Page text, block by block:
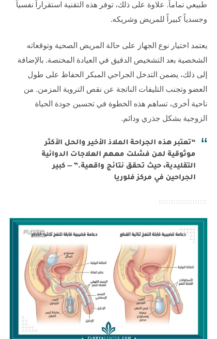
طبيعي تماماً. علاوة على ذلك، توفر هذه التقنية استقراراً نفسياً
وجسدياً كبيراً للمريض وشريكه.
يعتمد اختيار نوع الجهاز على حالة المريض الصحية وتوقعاته
الشخصية بعد التشخيص الدقيق في العيادة المختصة. بالإضافة
إلى ذلك، يضمن التدخل الجراحي المبكر الحفاظ على طول
العضو وتجنب التليفات الناتجة عن نقص التروية المزمن. من
ناحية أخرى، تساهم هذه الخطوة في تحسين جودة الحياة
الزوجية بشكل جذري ودائم.
“تعتبر هذه الجراحة الملاذ الأخير والحل الأكثر
موثوقية لمن فشلت معهم العلاجات الدوائية
التقليدية، حيث تحقق نتائج واقعية.” — كبير
الجراحين في مركز فلوريا